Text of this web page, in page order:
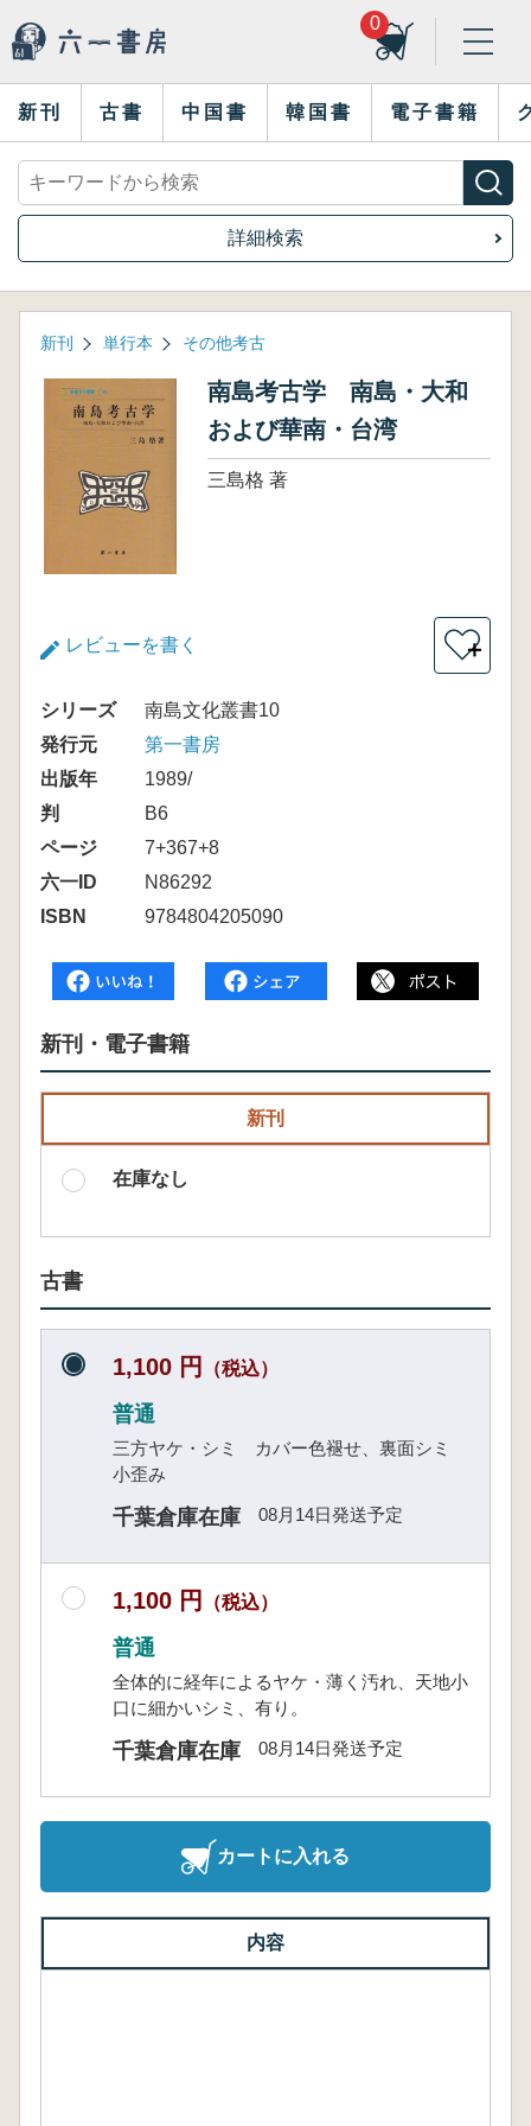
0
新刊 古書 中国書 韓国書 電子書籍
詳細検索
新刊 単行本 その他考古
南島考古学 南島・大和
および華南・台湾
三島格 著
レビューを書く ＋
シリーズ
南島文化叢書10
発行元
第一書房
出版年
1989/
判
B6
ページ
7+367+8
六一ID
N86292
ISBN
9784804205090
新刊・電子書籍
新刊
在庫なし
古書
1,100 円 （税込）
普通
三方ヤケ・シミ カバー色褪せ、裏面シミ
小歪み
千葉倉庫在庫 08月14日発送予定
1,100 円 （税込）
普通
全体的に経年によるヤケ・薄く汚れ、天地小
口に細かいシミ、有り。
千葉倉庫在庫 08月14日発送予定
カートに入れる
内容